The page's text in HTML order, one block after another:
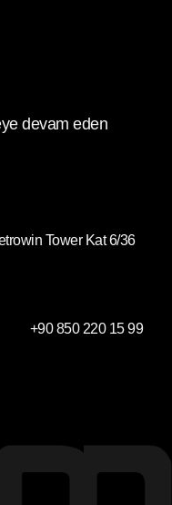
devam eden
Tower Kat 6/36
+90 850 220 15 99